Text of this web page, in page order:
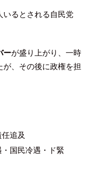
いるとされる自民党
ーが盛り上がり、一時
、その後に政権を担
追及
国民冷遇・ド緊